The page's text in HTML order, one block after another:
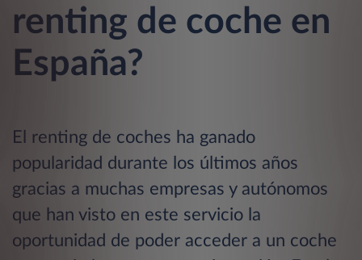
renting de coche en
España?
El renting de coches ha ganado
popularidad durante los últimos años
gracias a muchas empresas y autónomos
que han visto en este servicio la
oportunidad de poder acceder a un coche